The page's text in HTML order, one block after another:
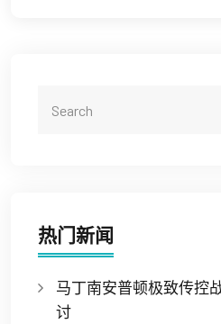
热门新闻
马丁南安普顿极致传控
讨